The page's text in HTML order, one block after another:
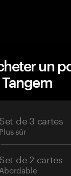
un
Set de 3 cartes
Plus sûr
Set de 2 cartes
Abordable